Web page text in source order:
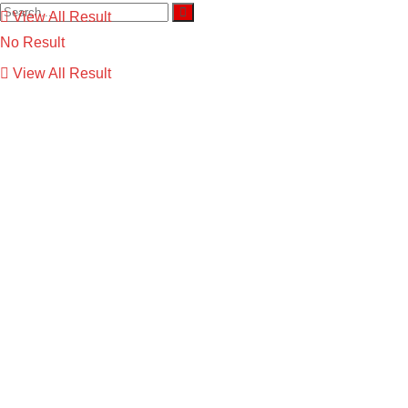
No Result
View All Result
View All Result